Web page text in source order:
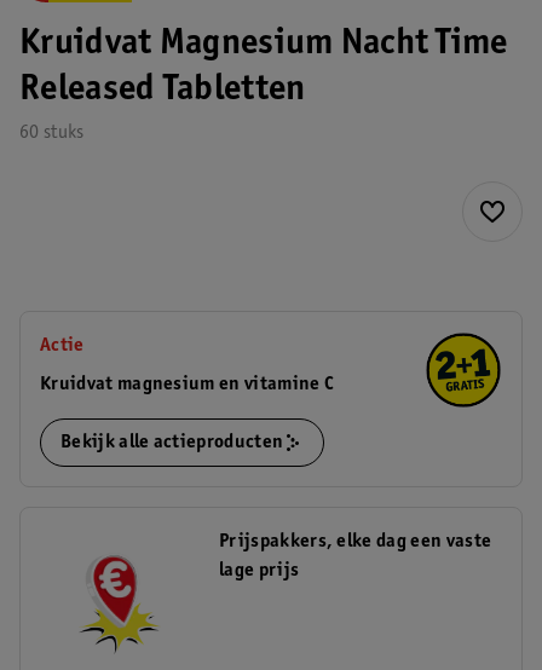
Kruidvat Magnesium Nacht Time
Released Tabletten
60 stuks
Actie
Kruidvat magnesium en vitamine C
Bekijk alle actieproducten
Prijspakkers, elke dag een vaste
lage prijs